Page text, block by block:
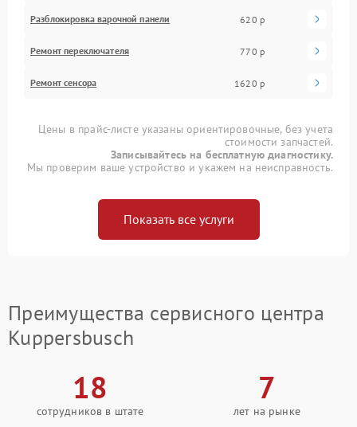
Разблокировка варочной панели 620 р
Ремонт переключателя 770 р
Ремонт сенсора 1620 р
Цены в прайс-листе указаны ориентировочные, без учета
стоимости запчастей.
Записывайтесь на бесплатную диагностику.
Мы проверим ваше устройство и укажем на неисправность.
Показать все услуги
Преимущества сервисного центра
Kuppersbusch
18
сотрудников в штате
7
лет на рынке